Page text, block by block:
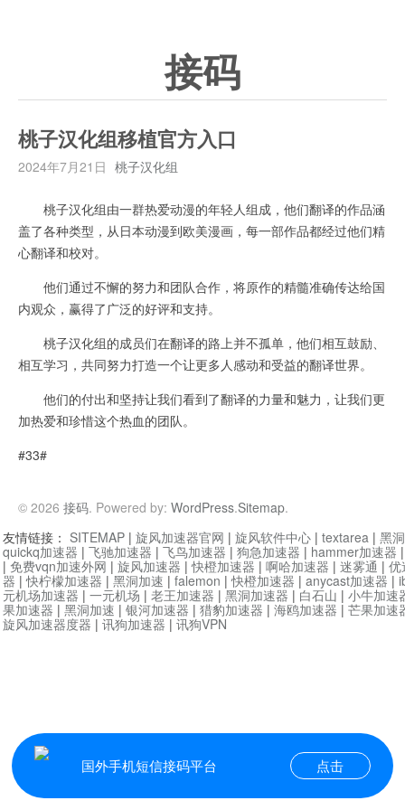
接码
桃子汉化组移植官方入口
2024年7月21日 桃子汉化组
桃子汉化组由一群热爱动漫的年轻人组成，他们翻译的作品涵
盖了各种类型，从日本动漫到欧美漫画，每一部作品都经过他们精
心翻译和校对。
他们通过不懈的努力和团队合作，将原作的精髓准确传达给国
内观众，赢得了广泛的好评和支持。
桃子汉化组的成员们在翻译的路上并不孤单，他们相互鼓励、
相互学习，共同努力打造一个让更多人感动和受益的翻译世界。
他们的付出和坚持让我们看到了翻译的力量和魅力，让我们更
加热爱和珍惜这个热血的团队。
#33#
© 2026 接码. Powered by: WordPress.Sitemap.
国外手机短信接码平台 点击
友情链接： SITEMAP | 旋风加速器官网 | 旋风软件中心 | textarea | 黑
quickq加速器 | 飞驰加速器 | 飞鸟加速器 | 狗急加速器 | hammer加速器
| 免费vqn加速外网 | 旋风加速器 |快橙加速器 | 啊哈加速器 | 迷雾通 | 优
器 |快柠檬加速器 | 黑洞加速 | falemon |快橙加速器 | anycast加速器 |
元机场加速器 | 一元机场 | 老王加速器 | 黑洞加速器 | 白石山 | 小牛加速
果加速器 | 黑洞加速 | 银河加速器 | 猎豹加速器 | 海鸥加速器 | 芒果加速
旋风加速器度器 | 讯狗加速器 | 讯狗VPN